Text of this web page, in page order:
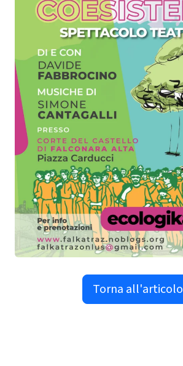
Torna all'articolo